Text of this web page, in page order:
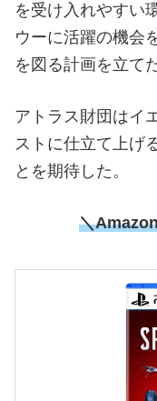
を受け入れやすい
ウーに活躍の機会
を図る計画を立てた
アトラス財団はイ
ストに仕立て上げ
とを期待した。
＼